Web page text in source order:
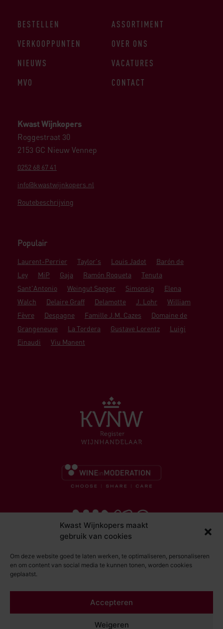
Kwast Wijnkopers maakt
gebruik van cookies
Om deze website goed te laten werken, te optimaliseren, personaliseren
en om content van social media te kunnen tonen, worden cookies
geplaatst.
Accepteren
Weigeren
Kwast Wijnkopers
Roggestraat 30
2153 GC Nieuw Vennep
0252 68 67 41
info@kwastwijnkopers.nl
Routebeschrijving
Populair
Laurent-Perrier Taylor's Louis Jadot
Barón de
Ley
MiP Gaja Ramón Roqueta
Tenuta
Sant'Antonio
Weingut Seeger Simonsig
Elena
Walch
Delaire Graff Delamotte J. Lohr
William
Fèvre
Despagne Famille J.M. Cazes
Domaine de
Grangeneuve
La Tordera Gustave Lorentz
Luigi
Einaudi
Viu Manent
BESTELLEN
ASSORTIMENT
VERKOOPPUNTEN
OVER ONS
NIEUWS
VACATURES
MVO
CONTACT
DISCLAIMER
ALGEMENE VOORWAARDEN